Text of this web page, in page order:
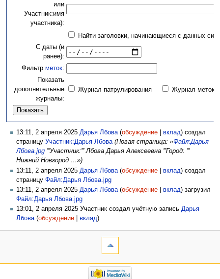
или
Участник:имя
участника):
Найти заголовки, начинающиеся с данных
С даты (и
ранее):
Фильтрметок:
Показать
дополнительные
журналы:
Журнал патрулирования Журнал меток
13:11, 2 апреля 2025 Дарья Лбова (обсуждение вклад) создал
страницу Участник:Дарья Лбова (Новая страница: «Файл:Дарья
Лбова.jpg '''Участник:''' Лбова Дарья Алексеевна '''Город: '''
Нижний Новгород …»)
13:11, 2 апреля 2025 Дарья Лбова (обсуждение вклад) создал
страницу Файл:Дарья Лбова.jpg
13:11, 2 апреля 2025 Дарья Лбова (обсуждение вклад) загрузил
Файл:Дарья Лбова.jpg
13:01, 2 апреля 2025 Участник создал учётную запись Дарья
Лбова (обсуждение вклад)